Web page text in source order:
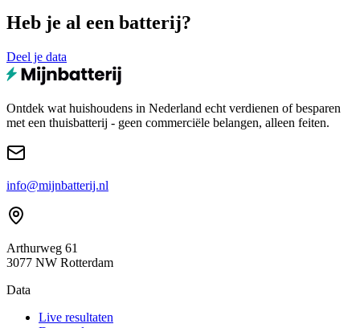
Heb je al een batterij?
Deel je data
Ontdek wat huishoudens in Nederland echt verdienen of besparen
met een thuisbatterij - geen commerciële belangen, alleen feiten.
info@mijnbatterij.nl
Arthurweg 61
3077 NW Rotterdam
Data
Live resultaten